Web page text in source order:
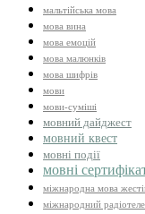
мальтійська мова
мова вина
мова емоцій
мова малюнків
мова шифрів
мови
мови-суміші
мовний дайджест
мовний квест
мовні події
мовні
міжнародна мова
міжнародний